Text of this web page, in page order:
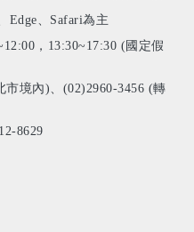
、Safari為主
，13:30~17:30 (國定假
市境內)、(02)2960-3456 (轉
8629